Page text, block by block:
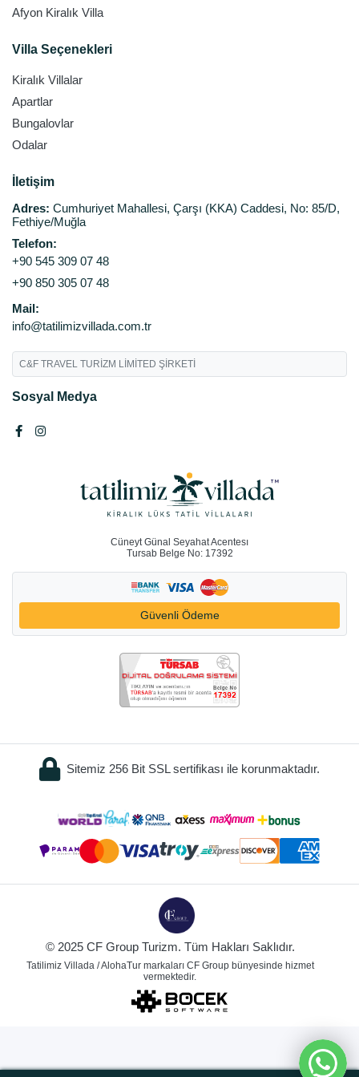
Afyon Kiralık Villa
Villa Seçenekleri
Kiralık Villalar
Apartlar
Bungalovlar
Odalar
İletişim
Adres: Cumhuriyet Mahallesi, Çarşı (KKA) Caddesi, No: 85/D,
Fethiye/Muğla
Telefon:
+90 545 309 07 48
+90 850 305 07 48
Mail:
info@tatilimizvillada.com.tr
C&F TRAVEL TURİZM LİMİTED ŞİRKETİ
Sosyal Medya
Cüneyt Günal Seyahat Acentesı
Tursab Belge No: 17392
Güvenli Ödeme
Sitemiz 256 Bit SSL sertifikası ile korunmaktadır.
© 2025 CF Group Turizm. Tüm Hakları Saklıdır.
Tatilimiz Villada / AlohaTur markaları CF Group bünyesinde hizmet
vermektedir.